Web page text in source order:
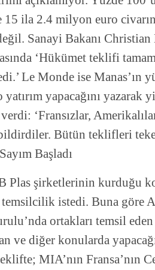
15 ila 2.4 milyon euro
Sanayi Bakanı Christian
‘Hükümet teklifi
Le Monde ise Manas’ın
yapacağını yazarak
‘Fransızlar,
Bütün teklifleri
Başladı
Plas şirketlerinin kurduğu
istedi. Buna göre
ortakları temsil
ve diğer konularda
MIA’nın Fransa’nın